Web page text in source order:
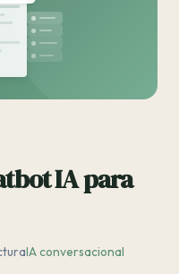
IA para
IA conversacional